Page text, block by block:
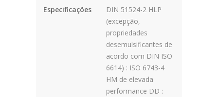
Especificações
DIN 51524-2 HLP
(excepção,
propriedades
desemulsificantes de
acordo com DIN ISO
6614) : ISO 6743-4
HM de elevada
performance DD :